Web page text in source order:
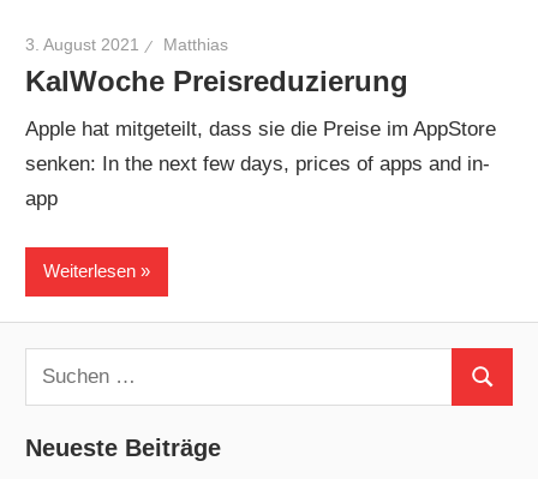
3. August 2021 Matthias
KalWoche Preisreduzierung
Apple hat mitgeteilt, dass sie die Preise im AppStore
senken: In the next few days, prices of apps and in-
app
Weiterlesen
Suchen
nach:
Suchen
Neueste Beiträge